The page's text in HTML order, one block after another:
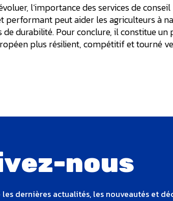
l’importance des services de
performant peut aider les agriculteurs à
durabilité. Pour conclure, il constitue un
plus résilient, compétitif et tourné
nous
dernières actualités, les nouveautés et